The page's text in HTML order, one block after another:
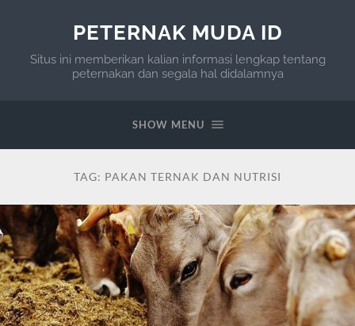
PETERNAK MUDA ID
Situs ini memberikan kalian informasi lengkap tentang
peternakan dan segala hal didalamnya
SHOW MENU
TAG: PAKAN TERNAK DAN NUTRISI